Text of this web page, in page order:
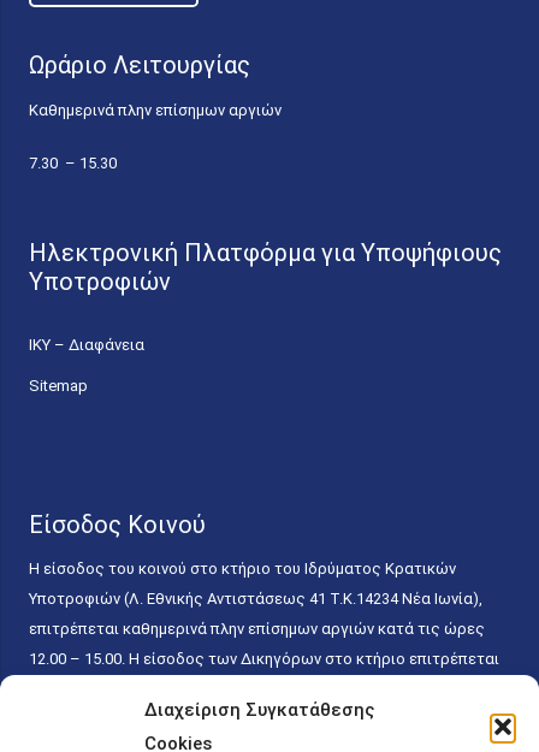
Διαχείριση Συγκατάθεσης
Cookies
Ωράριο Λειτουργίας
Καθημερινά πλην επίσημων αργιών
7.30 – 15.30
Ηλεκτρονική Πλατφόρμα για Υποψήφιους
Υποτροφιών
ΙΚΥ – Διαφάνεια
Sitemap
Είσοδος Κοινού
Η είσοδος του κοινού στο κτήριο του Ιδρύματος Κρατικών
Υποτροφιών (Λ. Εθνικής Αντιστάσεως 41 T.K.14234 Νέα Ιωνία),
επιτρέπεται καθημερινά πλην επίσημων αργιών κατά τις ώρες
12.00 – 15.00. Η είσοδος των Δικηγόρων στο κτήριο επιτρέπεται
κάθε εργάσιμη ημέρα και ώρα χωρίς κανέναν χρονικό ή άλλο